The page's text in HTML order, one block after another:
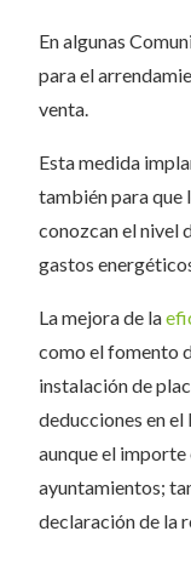
En algunas
para el
venta.
Esta medida
también para que
conozcan el nivel
gastos
La mejora de la
como el fomento
instalación de
deducciones en
aunque el
ayuntamientos;
declaración de la